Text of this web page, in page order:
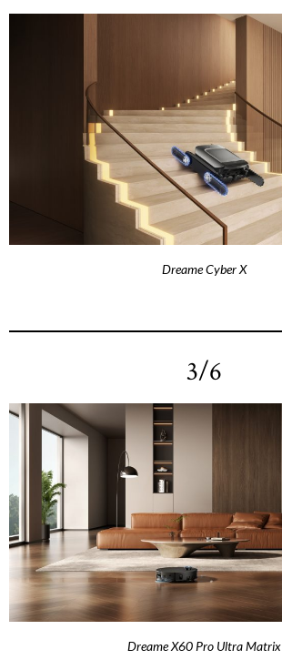
Dreame Cyber X
3/6
Dreame X60 Pro Ultra Matrix